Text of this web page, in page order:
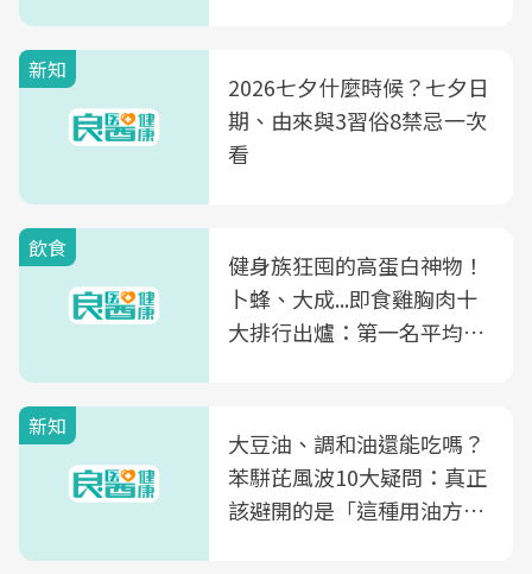
新知
2026七夕什麼時候？七夕日
期、由來與3習俗8禁忌一次
看
飲食
健身族狂囤的高蛋白神物！
卜蜂、大成...即食雞胸肉十
大排行出爐：第一名平均一
新知
大豆油、調和油還能吃嗎？
苯駢芘風波10大疑問：真正
該避開的是「這種用油方